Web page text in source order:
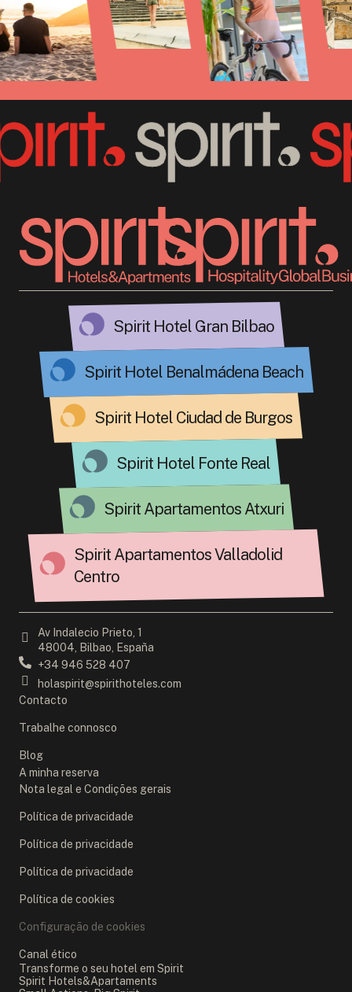
Spirit Hotel Gran Bilbao
Spirit Hotel Benalmádena Beach
Spirit Hotel Ciudad de Burgos
Spirit Hotel Fonte Real
Spirit Apartamentos Atxuri
Spirit Apartamentos Valladolid
Centro
Av Indalecio Prieto, 1
48004, Bilbao, España
+34 946 528 407
holaspirit@spirithoteles.com
Contacto
Trabalhe connosco
Blog
A minha reserva
Nota legal e Condições gerais
Política de privacidade
Política de privacidade
Política de privacidade
Política de cookies
Configuração de cookies
Canal ético
Transforme o seu hotel em Spirit
Spirit Hotels&Apartaments